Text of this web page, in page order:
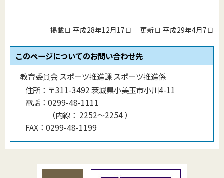
掲載日 平成28年12月17日 更新日 平成29年4月7日
このページについてのお問い合わせ先
教育委員会 スポーツ推進課 スポーツ推進係
住所： 〒311-3492 茨城県小美玉市小川4-11
電話： 0299-48-1111
（内線 ： 2252～2254）
FAX： 0299-48-1199